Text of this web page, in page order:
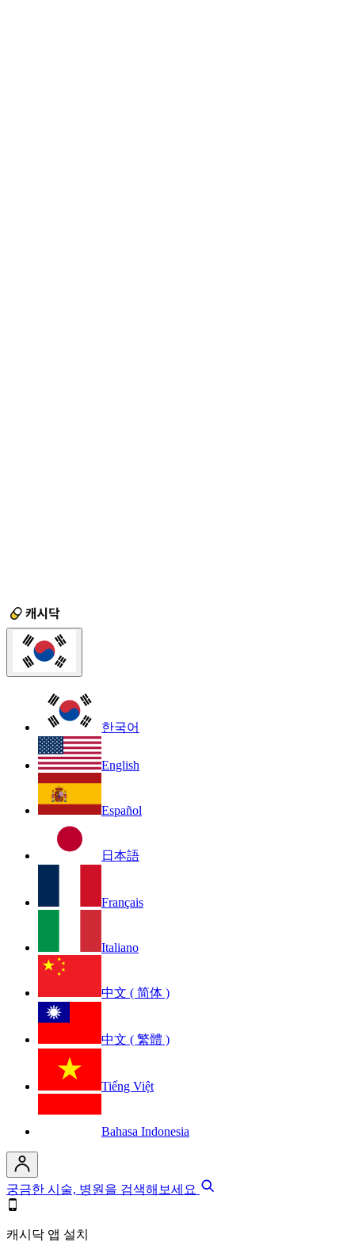
한국어
English
Español
日本語
Français
Italiano
中文 ( 简体 )
中文 ( 繁體 )
Tiếng Việt
Bahasa Indonesia
궁금한 시술, 병원을 검색해보세요
캐시닥 앱 설치